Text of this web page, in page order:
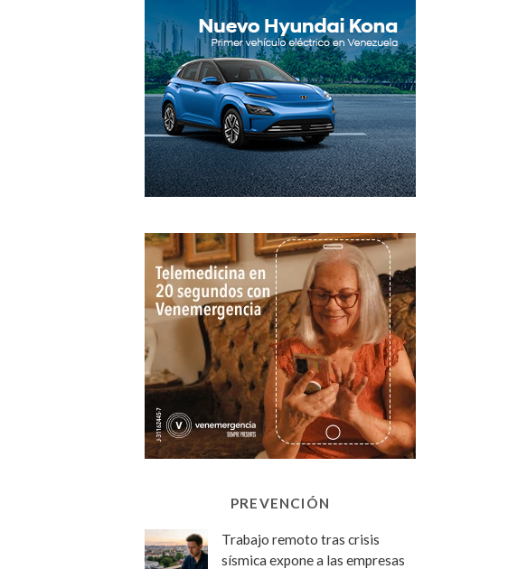
PREVENCIÓN
Trabajo remoto tras crisis
sísmica expone a las empresas